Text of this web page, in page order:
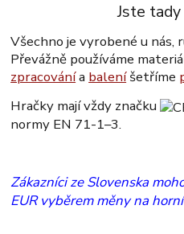
Jste tady
Všechno je vyrobené u nás,
Převážně používáme
zpracovánía baleníšetříme
Hračky mají vždy značku
normy EN 71-1–3.
Zákazníci ze Slovenska
EUR vyběrem měny na